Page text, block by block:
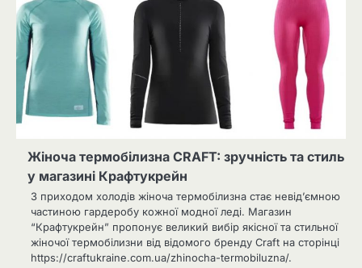
Жіноча термобілизна CRAFT: зручність та стиль
у магазині Крафтукрейн
З приходом холодів жіноча термобілизна стає невід’ємною
частиною гардеробу кожної модної леді. Магазин
“Крафтукрейн” пропонує великий вибір якісної та стильної
жіночої термобілизни від відомого бренду Craft на сторінці
https://craftukraine.com.ua/zhinocha-termobiluzna/.